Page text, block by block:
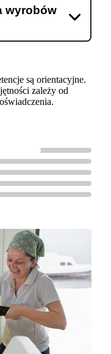
wyrobów
są orientacyjne.
zależy od